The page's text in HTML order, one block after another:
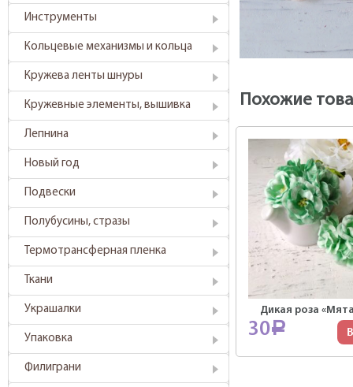
Инструменты
Кольцевые механизмы и кольца
Кружева ленты шнуры
Кружевные элементы, вышивка
Лепнина
Новый год
Подвески
Полубусины, стразы
Термотрансферная пленка
Ткани
Украшалки
Упаковка
Филиграни
Похожие
Дикая роза
30Р